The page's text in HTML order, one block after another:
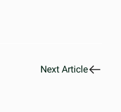
Next Article